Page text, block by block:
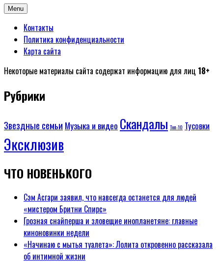
Menu
Контакты
Политика конфиденциальности
Карта сайта
Некоторые материалы сайта содержат информацию для лиц 18+
Рубрики
Звездные семьи Музыка и видео Скандалы Топ-10 Тусовки
Эксклюзив
ЧТО НОВЕНЬКОГО
Сэм Асгари заявил, что навсегда останется для людей
«мистером Бритни Спирс»
Грозная снайперша и зловещие инопланетяне: главные
киноновинки недели
«Начинаю с мытья туалета»: Лолита откровенно рассказала
об интимной жизни